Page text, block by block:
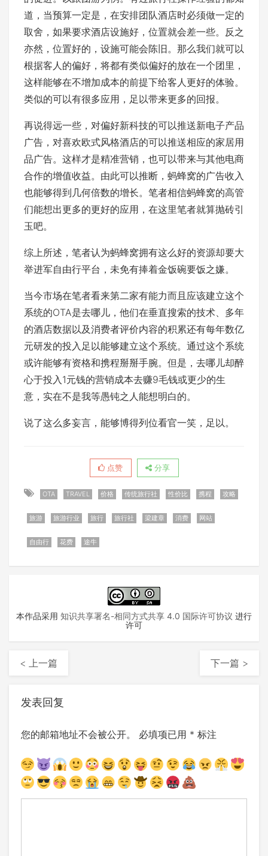
道，当预算一定是，在安排团队酒店时必须做一定的
取舍，如果要求酒店设施好，位置就会差一些。反之
亦然，位置好的，设施可能会陈旧。那么我们就可以
根据客人的偏好，将都有类似偏好的放在一个团里，
这样能够在不增加成本的前提下给客人更好的体验。
类似的可以有很多应用，足以带来更多的回报。
再说得远一些，对偏好新科技的可以推送新电子产品
广告，对喜欢欧式风格酒店的可以推送相应的家居用
品广告。这样才是精准营销，也可以带来与其他电商
合作的增值收益。由此可以推断，蚂蜂窝的广告收入
也能够得到几何倍数的增长。笔者相信蚂蜂窝的高管
们能想出更多的更好的应用，在这里笔者就算抛砖引
玉吧。
综上所述，笔者认为蚂蜂窝拥有这么好的资源却要大
举进军自由行平台，未免有捧着金饭碗要饭之嫌。
当今市场在笔者看来第二家有能力而且应该建立这个
系统的OTA是去哪儿，他们在垂直搜索的技术、多年
的酒店数据以及消费者评价内容的积累还有每年数亿
元研发的投入足以能够建立这个系统。通过这个系统
或许能够有资格和携程掰掰手腕。但是，去哪儿却醉
心于投入1元钱的营销成本去赚9毛钱或更少的生
意，实在不是我等愚钝之人能想明白的。
说了这么多妄言，能够博得列位看官一笑，足以。
点赞 分享
OTA TRAVEL 价格 传统旅行社 性价比 携程 攻略
旅游 旅游行业 旅行 旅行社 梁建章 消费 网站
自由行 花费 途牛
本作品采用 知识共享署名-相同方式共享 4.0 国际许可协议 进行
许可
< 上一篇 下一篇 >
发表回复
您的邮箱地址不会被公开。 必填项已用 * 标注